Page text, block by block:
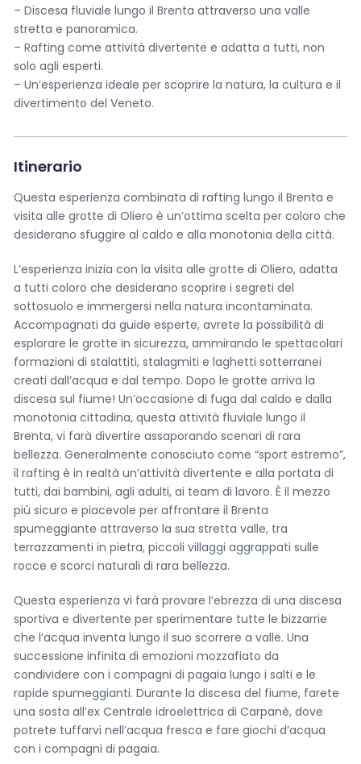
– Discesa fluviale lungo il Brenta attraverso una valle
stretta e panoramica.
– Rafting come attività divertente e adatta a tutti, non
solo agli esperti.
– Un’esperienza ideale per scoprire la natura, la cultura e il
divertimento del Veneto.
Itinerario
Questa esperienza combinata di rafting lungo il Brenta e
visita alle grotte di Oliero è un’ottima scelta per coloro che
desiderano sfuggire al caldo e alla monotonia della città.
L’esperienza inizia con la visita alle grotte di Oliero, adatta
a tutti coloro che desiderano scoprire i segreti del
sottosuolo e immergersi nella natura incontaminata.
Accompagnati da guide esperte, avrete la possibilità di
esplorare le grotte in sicurezza, ammirando le spettacolari
formazioni di stalattiti, stalagmiti e laghetti sotterranei
creati dall’acqua e dal tempo. Dopo le grotte arriva la
discesa sul fiume! Un’occasione di fuga dal caldo e dalla
monotonia cittadina, questa attività fluviale lungo il
Brenta, vi farà divertire assaporando scenari di rara
bellezza. Generalmente conosciuto come “sport estremo”,
il rafting è in realtà un’attività divertente e alla portata di
tutti, dai bambini, agli adulti, ai team di lavoro. È il mezzo
più sicuro e piacevole per affrontare il Brenta
spumeggiante attraverso la sua stretta valle, tra
terrazzamenti in pietra, piccoli villaggi aggrappati sulle
rocce e scorci naturali di rara bellezza.
Questa esperienza vi farà provare l’ebrezza di una discesa
sportiva e divertente per sperimentare tutte le bizzarrie
che l’acqua inventa lungo il suo scorrere a valle. Una
successione infinita di emozioni mozzafiato da
condividere con i compagni di pagaia lungo i salti e le
rapide spumeggianti. Durante la discesa del fiume, farete
una sosta all’ex Centrale idroelettrica di Carpanè, dove
potrete tuffarvi nell’acqua fresca e fare giochi d’acqua
con i compagni di pagaia.
< Esci dal Form
Resta aggiornato con noi